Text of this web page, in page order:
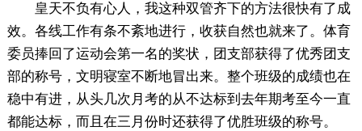
皇天不负有心人，我这种双管齐下的方法很快有了成
效。各线工作有条不紊地进行，收获自然也就来了。体育
委员捧回了运动会第一名的奖状，团支部获得了优秀团支
部的称号，文明寝室不断地冒出来。整个班级的成绩也在
稳中有进，从头几次月考的从不达标到去年期考至今一直
都能达标，而且在三月份时还获得了优胜班级的称号。